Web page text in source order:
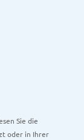
Sie die
oder in Ihrer